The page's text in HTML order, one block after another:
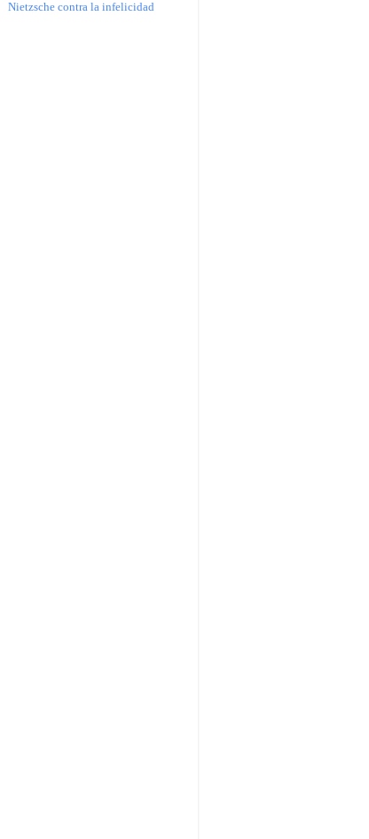
Nietzsche contra la infelicidad